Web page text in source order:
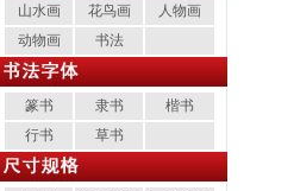
山水画 花鸟画
人物画
动物画
书法
篆书 隶书
楷书
行书
草书